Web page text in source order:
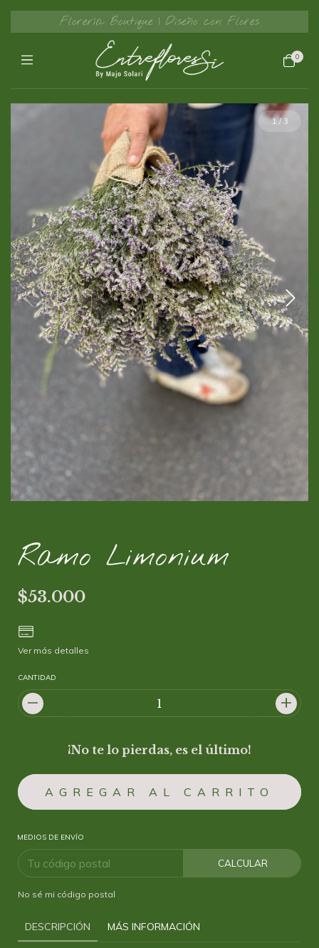
Florería Boutique | Diseño con Flores
0
1/3
Ramo Limonium
$53.000
Ver más detalles
CANTIDAD
¡No te lo pierdas, es el último!
MEDIOS DE ENVÍO
CALCULAR
No sé mi código postal
DESCRIPCIÓN MÁS INFORMACIÓN